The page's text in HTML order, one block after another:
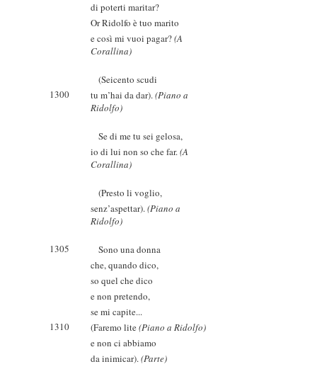
di poterti maritar?
Or Ridolfo è tuo marito
e così mi vuoi pagar?(A
Corallina)
(Seicento scudi
1300
tu m’hai da dar).(Piano a
Ridolfo)
Se di me tu sei gelosa,
io di lui non so che far.(A
Corallina)
(Presto li voglio,
senz’aspettar).(Piano a
Ridolfo)
1305
Sono una donna
che, quando dico,
so quel che dico
e non pretendo,
se mi capite...
1310
(Faremo lite(Piano a Ridolfo)
e non ci abbiamo
da inimicar).(Parte)